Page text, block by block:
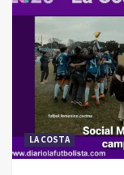
LA COSTA